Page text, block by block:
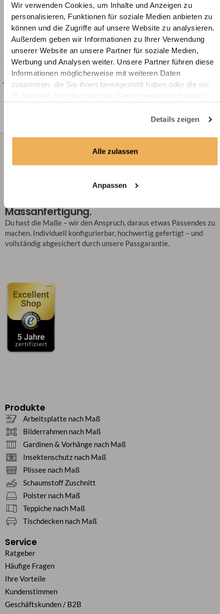
Wir verwenden Cookies, um Inhalte und Anzeigen zu
personalisieren, Funktionen für soziale Medien anbieten zu
können und die Zugriffe auf unsere Website zu analysieren.
Außerdem geben wir Informationen zu Ihrer Verwendung
unserer Website an unsere Partner für soziale Medien,
Werbung und Analysen weiter. Unsere Partner führen diese
Informationen möglicherweise mit weiteren Daten
zusammen, die Sie ihnen bereitgestellt haben oder die sie
Details zeigen
Alle zulassen
Anpassen
Was ist, wenn mir der konfigurierte Vorhang nicht
gefällt?
← zurück weiter
+49 221 2926
Massanfertigung.
Du hast die Maße – wir den Anspruch, daraus etwas Passendes zu
machen. Individuell konfigurierbar, hochwertig gefertigt – und
vollständig abgesichert durch unsere Passgarantie.
Produkte
Arbeitsplatte nach Maß
Bilderrahmen nach Maß
Gardinen & Vorhänge nach Maß
Insektenschutz nach Maß
Plissee nach Maß
Schaumstoff Zuschnitt
Polster nach Maß
Teppiche nach Maß
Tischdecken nach Maß
Service
Ratgeber
Häufige Fragen
Ihre Vorteile
Kundenstimmen
Geschäftskunden / B2B